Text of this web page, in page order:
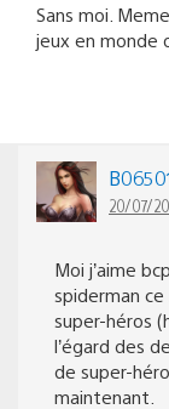
Sans moi.
jeux en monde
20/07/
Moi j’aime
spiderman ce
super-héros
l’égard des
de super-
maintenant.